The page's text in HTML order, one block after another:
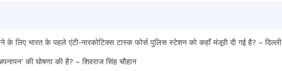
लिए भारत के पहले एंटी-नारकोटिक्स टास्क फोर्स पुलिस स्टेशन को कहाँ मंजूरी दी गई है? – दिल्ली
की घोषणा की है? – शिवराज सिंह चौहान